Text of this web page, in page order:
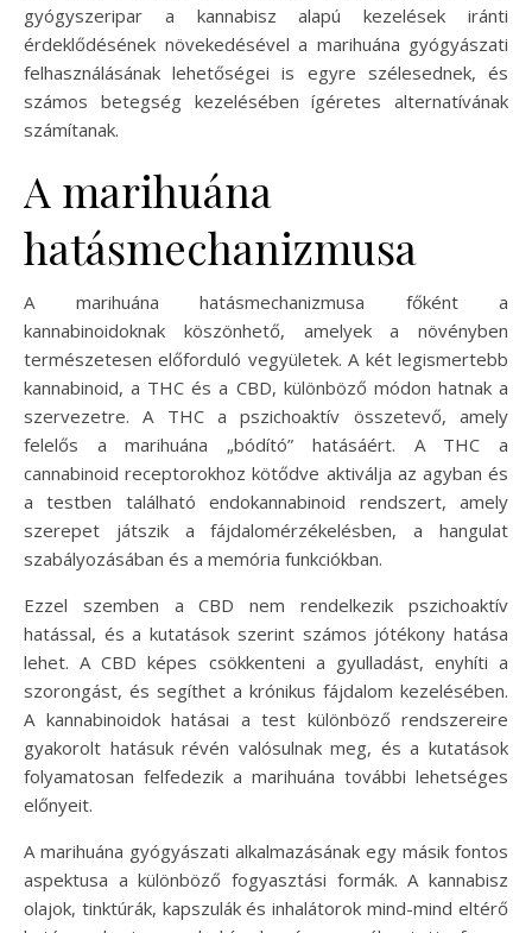
gyógyszeripar a kannabisz alapú kezelések iránti
érdeklődésének növekedésével a marihuána gyógyászati
felhasználásának lehetőségei is egyre szélesednek, és
számos betegség kezelésében ígéretes alternatívának
számítanak.
A marihuána
hatásmechanizmusa
A marihuána hatásmechanizmusa főként a
kannabinoidoknak köszönhető, amelyek a növényben
természetesen előforduló vegyületek. A két legismertebb
kannabinoid, a THC és a CBD, különböző módon hatnak a
szervezetre. A THC a pszichoaktív összetevő, amely
felelős a marihuána „bódító” hatásáért. A THC a
cannabinoid receptorokhoz kötődve aktiválja az agyban és
a testben található endokannabinoid rendszert, amely
szerepet játszik a fájdalomérzékelésben, a hangulat
szabályozásában és a memória funkciókban.
Ezzel szemben a CBD nem rendelkezik pszichoaktív
hatással, és a kutatások szerint számos jótékony hatása
lehet. A CBD képes csökkenteni a gyulladást, enyhíti a
szorongást, és segíthet a krónikus fájdalom kezelésében.
A kannabinoidok hatásai a test különböző rendszereire
gyakorolt hatásuk révén valósulnak meg, és a kutatások
folyamatosan felfedezik a marihuána további lehetséges
előnyeit.
A marihuána gyógyászati alkalmazásának egy másik fontos
aspektusa a különböző fogyasztási formák. A kannabisz
olajok, tinktúrák, kapszulák és inhalátorok mind-mind eltérő